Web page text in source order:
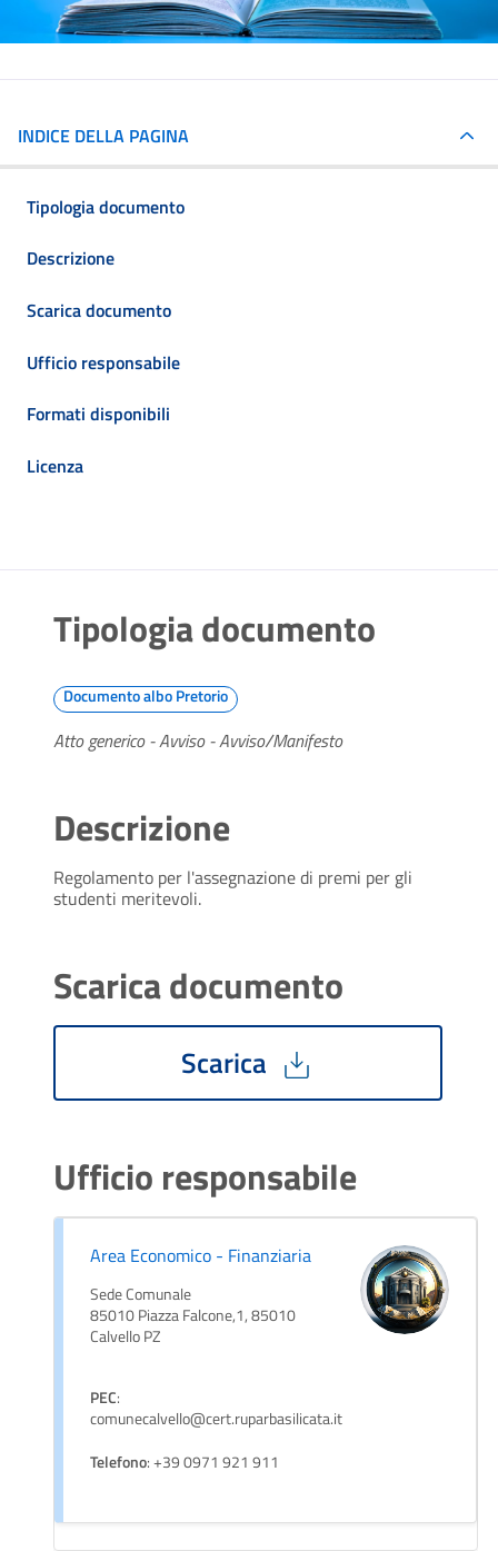
INDICE DELLA PAGINA
Tipologia documento
Descrizione
Scarica documento
Ufficio responsabile
Formati disponibili
Licenza
Tipologia documento
Documento albo Pretorio
Atto generico - Avviso - Avviso/Manifesto
Descrizione
Regolamento per l'assegnazione di premi per gli
studenti meritevoli.
Scarica documento
Scarica
Ufficio responsabile
Area Economico - Finanziaria
Sede Comunale
85010 Piazza Falcone,1, 85010
Calvello PZ
PEC:
comunecalvello@cert.ruparbasilicata.it
Telefono: +39 0971 921 911